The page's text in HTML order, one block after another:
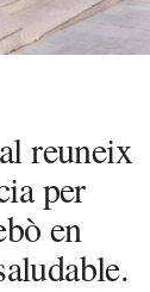
reuneix
per
en